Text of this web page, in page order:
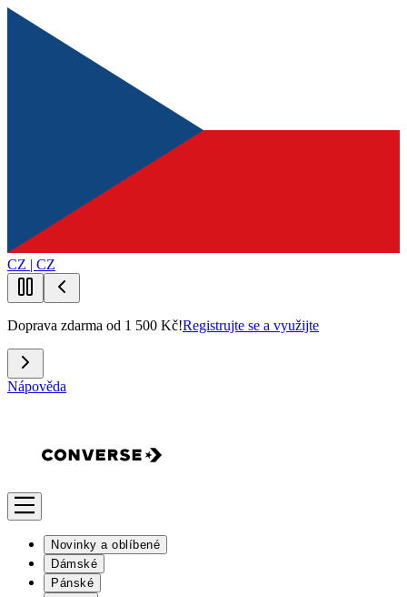
CZ | CZ
Doprava zdarma od 1 500 Kč!Registrujte se a využijte
Nápověda
Novinky a oblíbené
Dámské
Pánské